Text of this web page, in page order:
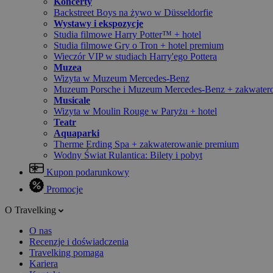
Backstreet Boys na żywo w Düsseldorfie
Wystawy i ekspozycje
Studia filmowe Harry Potter™ + hotel
Studia filmowe Gry o Tron + hotel premium
Wieczór VIP w studiach Harry'ego Pottera
Muzea
Wizyta w Muzeum Mercedes-Benz
Muzeum Porsche i Muzeum Mercedes-Benz +
Musicale
Wizyta w Moulin Rouge w Paryżu + hotel
Teatr
Aquaparki
Therme Erding Spa + zakwaterowanie premium
Wodny Świat Rulantica: Bilety i pobyt
Kupon podarunkowy
Promocje
O Travelking
O nas
Recenzje i doświadczenia
Travelking pomaga
Kariera